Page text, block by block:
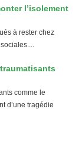
l’isolement
à rester chez
comme le
d’une tragédie